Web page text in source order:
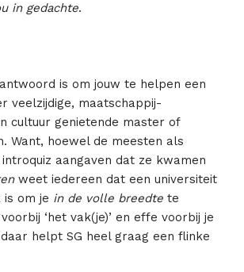
in gedachte.
is om jouw te helpen een
veelzijdige, maatschappij-
cultuur genietende master of
Want, hoewel de meesten als
aangaven dat ze kwamen
weet iedereen dat een universiteit
om je in de volle breedte te
‘het vak(je)’ en effe voorbij je
helpt SG heel graag een flinke